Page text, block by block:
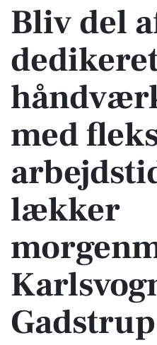
Bliv del
med
lækker
Gadstrup